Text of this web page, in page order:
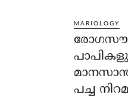
MARIOLOGY
പച്ച